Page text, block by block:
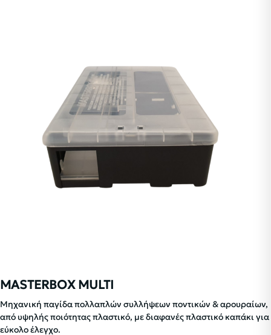
MASTERBOX MULTI
Μηχανική παγίδα πολλαπλών συλλήψεων ποντικών & αρουραίων,
από υψηλής ποιότητας πλαστικό, με διαφανές πλαστικό καπάκι για
εύκολο έλεγχο.